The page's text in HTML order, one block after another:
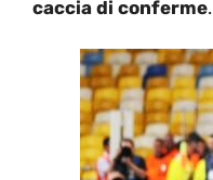
caccia di conferme.